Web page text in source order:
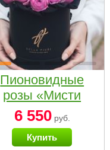
Пионовидные
розы «Мисти
бабблс» в
черной коробке
Small
6 550руб.
Купить